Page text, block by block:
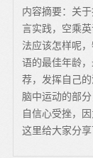
内容摘要：关
言实践，空乘
法应该怎样呢
语的最佳年龄
荐，发挥自己
脑中运动的部
自信心受挫，
这里给大家分享